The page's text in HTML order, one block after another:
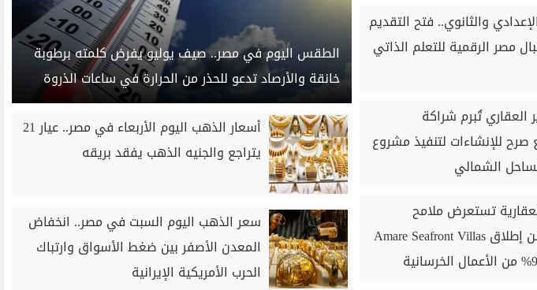
والثانوي.. فتح التقديم
مصر الرقمية للتعلم الذاتي
العقاري تُبرم شراكة
صرح للإنشاءات لتنفيذ مشروع
الشمالي
تستعرض ملامح
“سولارى وتعلن إطلاق Amare Seafront Villas
الانتهاء من 90% من الأعمال الخرسانية
الطقس اليوم في مصر.. صيف يوليو يفرض كلمته برطوبة
خانقة والأرصاد تدعو للحذر من الحرارة في ساعات الذروة
أسعار الذهب اليوم الأربعاء في مصر.. عيار 21
يتراجع والجنيه الذهب يفقد بريقه
سعر الذهب اليوم السبت في مصر.. انخفاض
المعدن الأصفر بين ضغط الأسواق وارتباك
الحرب الأمريكية الإيرانية